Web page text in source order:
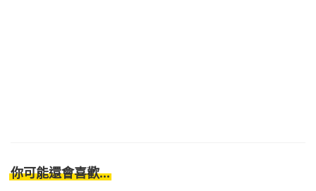
你可能還會喜歡...